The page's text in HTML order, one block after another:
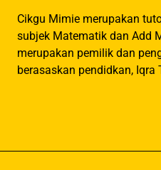
Cikgu Mimie merupakan
subjek Matematik dan Add
merupakan pemilik dan
berasaskan pendidkan, Iqra